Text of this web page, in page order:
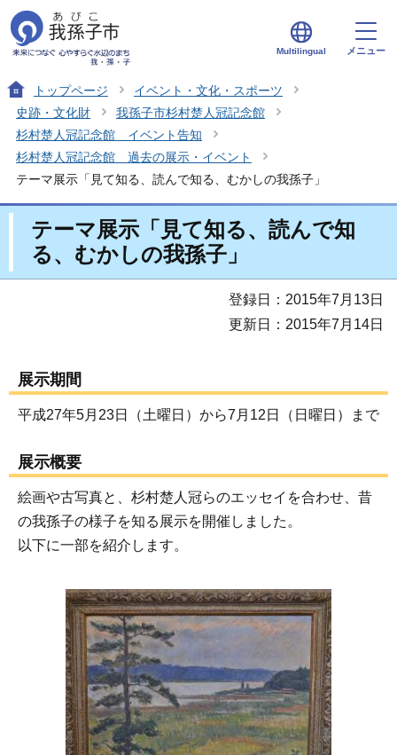
Multilingual メニュー
トップページ
イベント・文化・スポーツ
史跡・文化財
我孫子市杉村楚人冠記念館
杉村楚人冠記念館 イベント告知
杉村楚人冠記念館 過去の展示・イベント
テーマ展示「見て知る、読んで知る、むかしの我孫子」
テーマ展示「見て知る、読んで知
る、むかしの我孫子」
登録日：2015年7月13日
更新日：2015年7月14日
展示期間
平成27年5月23日（土曜日）から7月12日（日曜日）まで
展示概要
絵画や古写真と、杉村楚人冠らのエッセイを合わせ、昔
の我孫子の様子を知る展示を開催しました。
以下に一部を紹介します。